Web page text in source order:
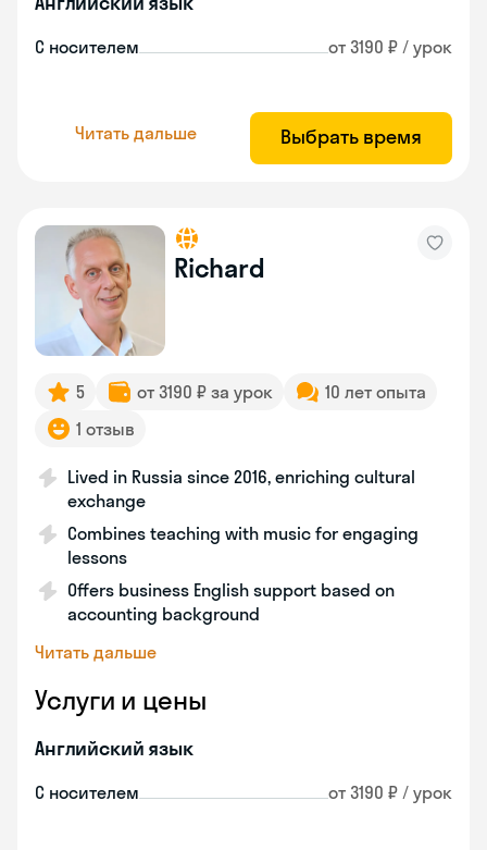
С носителем от 3190 ₽ / урок
Читать дальше Выбрать время
Richard
5 от 3190 ₽ за урок
10 лет опыта
1 отзыв
Lived in Russia since 2016, enriching cultural
exchange
Combines teaching with music for engaging
lessons
Offers business English support based on
accounting background
Читать дальше
Услуги и цены
Английский язык
С носителем от 3190 ₽ / урок